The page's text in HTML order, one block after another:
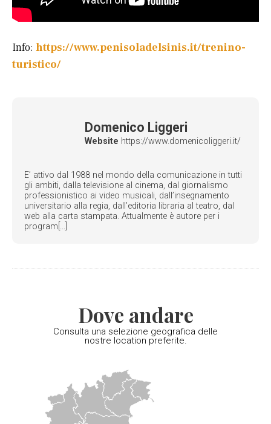
Info: https://www.penisoladelsinis.it/trenino-
turistico/
Domenico Liggeri
Website https://www.domenicoliggeri.it/
E’ attivo dal 1988 nel mondo della comunicazione in tutti
gli ambiti, dalla televisione al cinema, dal giornalismo
professionistico ai video musicali, dall’insegnamento
universitario alla regia, dall’editoria libraria al teatro, dal
web alla carta stampata. Attualmente è autore per i
program[...]
Dove andare
Consulta una selezione geografica delle
nostre location preferite.